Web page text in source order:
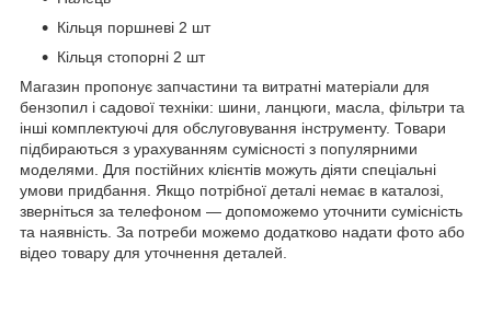
Кільця поршневі 2 шт
Кільця стопорні 2 шт
Магазин пропонує запчастини та витратні матеріали для
бензопил і садової техніки: шини, ланцюги, масла, фільтри та
інші комплектуючі для обслуговування інструменту. Товари
підбираються з урахуванням сумісності з популярними
моделями. Для постійних клієнтів можуть діяти спеціальні
умови придбання. Якщо потрібної деталі немає в каталозі,
зверніться за телефоном — допоможемо уточнити сумісність
та наявність. За потреби можемо додатково надати фото або
відео товару для уточнення деталей.